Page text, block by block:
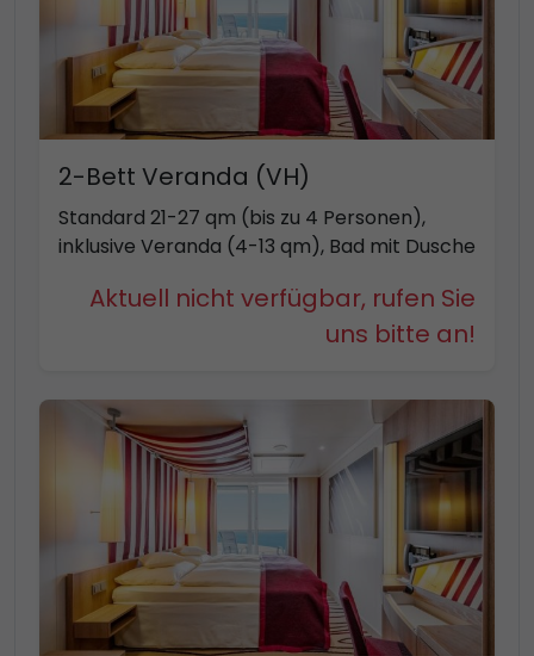
2-Bett Veranda (VH)
Standard 21-27 qm (bis zu 4 Personen),
inklusive Veranda (4-13 qm), Bad mit Dusche
Aktuell nicht verfügbar, rufen Sie
uns bitte an!